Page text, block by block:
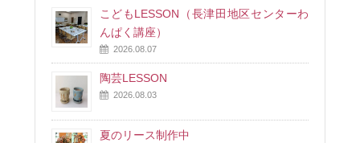
こどもLESSON（長津田地区センターわ
んぱく講座）
2026.08.07
陶芸LESSON
2026.08.03
夏のリース制作中